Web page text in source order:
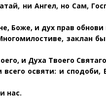
ни Ангел, но Сам,
Боже, и дух прав обнови
заклан
и Духа Твоего
освяти: и
нас.